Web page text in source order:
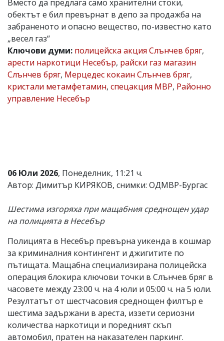
Коментарите
под
статиите
въвеждат
от
читателите
и
не
носи
вас
коментар,
моля
ни!
Вместо да предлага само хранителни стоки,
обектът е бил превърнат в депо за продажба на
забраненото и опасно вещество, по-известно като
„весел газ“
Ключови думи: полицейска акция Слънчев бряг,
арести наркотици Несебър, райски газ магазин
Слънчев бряг, Мерцедес кокаин Слънчев бряг,
кристали метамфетамин, спецакция МВР, Районно
управление Несебър
06 Юли 2026, Понеделник, 11:21 ч.
Автор: Димитър КИРЯКОВ, снимки: ОДМВР-Бургас
Шестима изгоряха при мащабния среднощен удар
на полицията в Несебър
Полицията в Несебър превърна уикенда в кошмар
за криминалния контингент и джигитите по
пътищата. Мащабна специализирана полицейска
операция блокира ключови точки в Слънчев бряг в
часовете между 23:00 ч. на 4 юли и 05:00 ч. на 5 юли.
Резултатът от шестчасовия среднощен филтър е
шестима задържани в ареста, иззети сериозни
количества наркотици и поредният скъп
автомобил, пратен на наказателен паркинг.